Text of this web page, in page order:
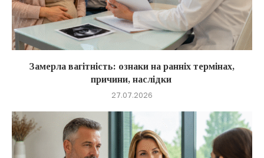
Замерла вагітність: ознаки на ранніх термінах,
причини, наслідки
27.07.2026